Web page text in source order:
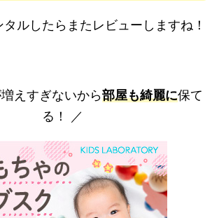
ルしたらまたレビューしますね！
えすぎないから部屋も綺麗に保て
る！ ／